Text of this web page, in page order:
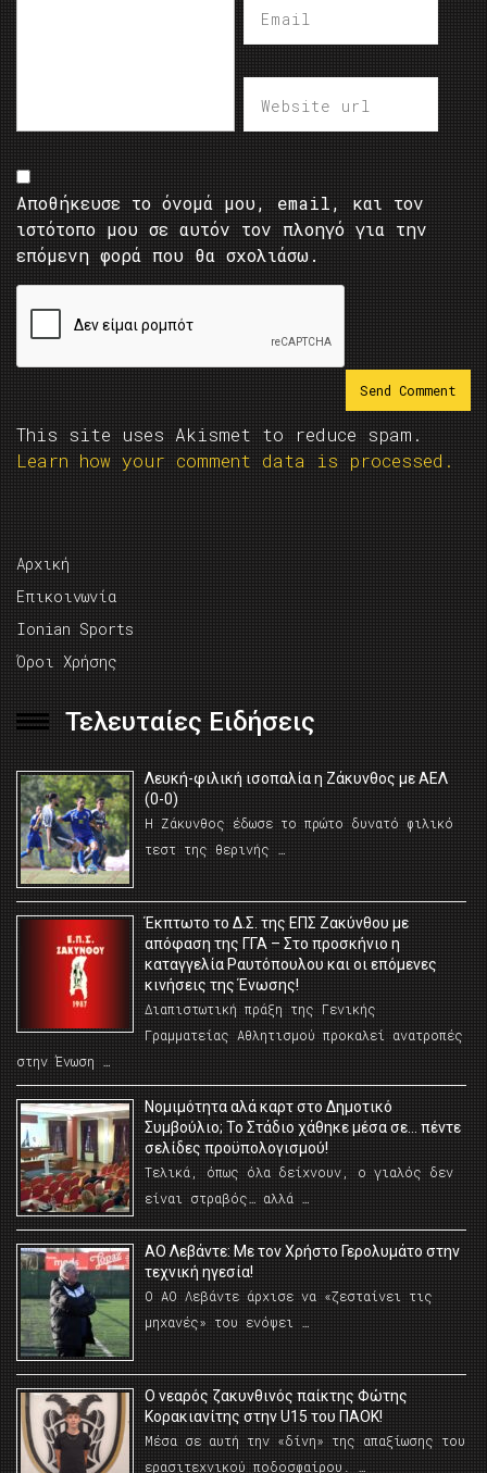
Αποθήκευσε το όνομά μου, email, και τον
ιστότοπο μου σε αυτόν τον πλοηγό για την
επόμενη φορά που θα σχολιάσω.
This site uses Akismet to reduce spam.
Learn how your comment data is processed.
Αρχική
Επικοινωνία
Ionian Sports
Όροι Χρήσης
Τελευταίες Ειδήσεις
Λευκή-φιλική ισοπαλία η Ζάκυνθος με ΑΕΛ
(0-0)
Η Ζάκυνθος έδωσε το πρώτο δυνατό φιλικό
τεστ της θερινής …
Έκπτωτο το Δ.Σ. της ΕΠΣ Ζακύνθου με
απόφαση της ΓΓΑ – Στο προσκήνιο η
καταγγελία Ραυτόπουλου και οι επόμενες
κινήσεις της Ένωσης!
Διαπιστωτική πράξη της Γενικής
Γραμματείας Αθλητισμού προκαλεί ανατροπές
στην Ένωση …
Νομιμότητα αλά καρτ στο Δημοτικό
Συμβούλιο; Το Στάδιο χάθηκε μέσα σε… πέντε
σελίδες προϋπολογισμού!
Τελικά, όπως όλα δείχνουν, ο γιαλός δεν
είναι στραβός… αλλά …
ΑΟ Λεβάντε: Με τον Χρήστο Γερολυμάτο στην
τεχνική ηγεσία!
Ο ΑΟ Λεβάντε άρχισε να «ζεσταίνει τις
μηχανές» του ενόψει …
O νεαρός ζακυνθινός παίκτης Φώτης
Κορακιανίτης στην U15 του ΠΑΟΚ!
Μέσα σε αυτή την «δίνη» της απαξίωσης του
ερασιτεχνικού ποδοσφαίρου. …